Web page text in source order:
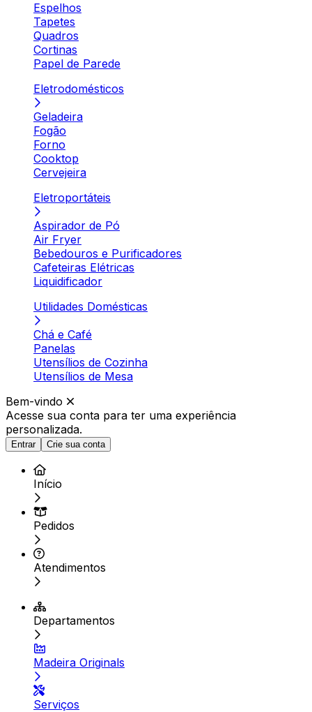
Espelhos
Tapetes
Quadros
Cortinas
Papel de Parede
Eletrodomésticos
Geladeira
Fogão
Forno
Cooktop
Cervejeira
Eletroportáteis
Aspirador de Pó
Air Fryer
Bebedouros e Purificadores
Cafeteiras Elétricas
Liquidificador
Utilidades Domésticas
Chá e Café
Panelas
Utensílios de Cozinha
Utensílios de Mesa
Bem-vindo
Acesse sua conta para ter uma experiência
personalizada.
Entrar Crie sua conta
Início
Pedidos
Atendimentos
Departamentos
Madeira Originals
Serviços